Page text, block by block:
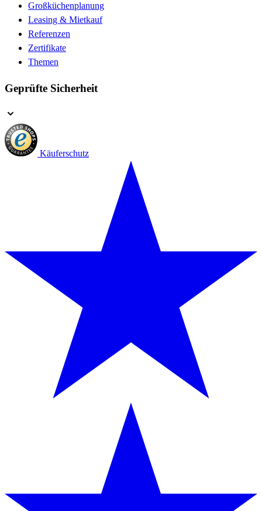
Großküchenplanung
Leasing & Mietkauf
Referenzen
Zertifikate
Themen
Geprüfte Sicherheit
Käuferschutz